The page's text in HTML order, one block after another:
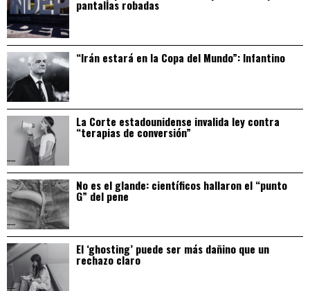
pantallas robadas
“Irán estará en la Copa del Mundo”: Infantino
La Corte estadounidense invalida ley contra
“terapias de conversión”
No es el glande: científicos hallaron el “punto
G” del pene
El ‘ghosting’ puede ser más dañino que un
rechazo claro